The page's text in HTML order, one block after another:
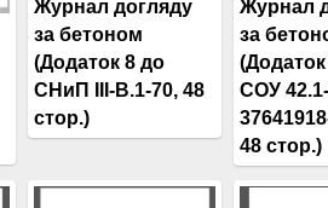
Журнал догляду
за бетоном
(Додаток 8 до
СНиП III-В.1-70, 48
стор.)
Журнал
за
СОУ 42.1-
48 стор.)